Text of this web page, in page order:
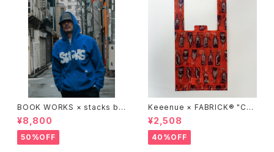
BOOK WORKS × stacks bo
okstore "Jimbocho Beat Li
brary zip up hood"
¥8,800
50%OFF
Keeenue × FABRICK®︎ "CO
MPACT SHOPPING BAG" st
acks Exclusive model
¥2,508
40%OFF